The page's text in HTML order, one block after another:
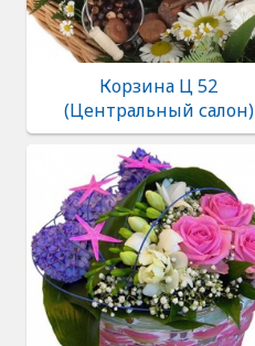
Корзина Ц 52
(Центральный салон)